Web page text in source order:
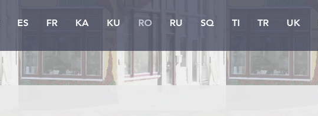
ES FR KA KU RO RU SQ TI TR UK